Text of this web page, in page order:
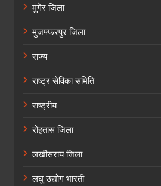
मुंगेर जिला
मुजफ्फरपुर जिला
राज्य
राष्ट्र सेविका समिति
राष्ट्रीय
रोहतास जिला
लखीसराय जिला
लघु उद्योग भारती